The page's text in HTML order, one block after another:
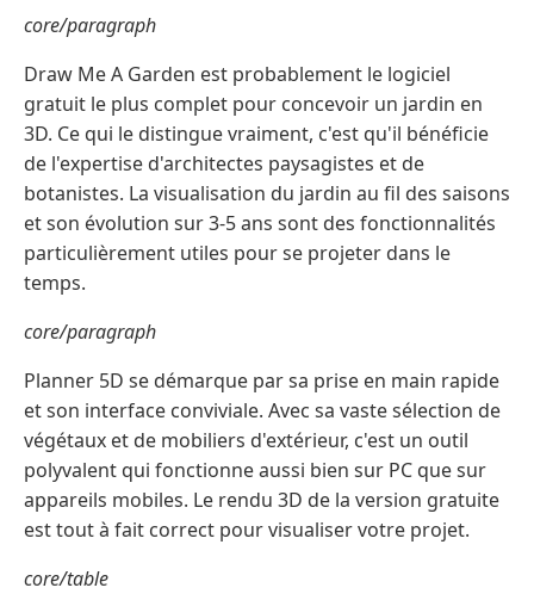
core/paragraph
Draw Me A Garden est probablement le logiciel
gratuit le plus complet pour concevoir un jardin en
3D. Ce qui le distingue vraiment, c'est qu'il bénéficie
de l'expertise d'architectes paysagistes et de
botanistes. La visualisation du jardin au fil des saisons
et son évolution sur 3-5 ans sont des fonctionnalités
particulièrement utiles pour se projeter dans le
temps.
core/paragraph
Planner 5D se démarque par sa prise en main rapide
et son interface conviviale. Avec sa vaste sélection de
végétaux et de mobiliers d'extérieur, c'est un outil
polyvalent qui fonctionne aussi bien sur PC que sur
appareils mobiles. Le rendu 3D de la version gratuite
est tout à fait correct pour visualiser votre projet.
core/table